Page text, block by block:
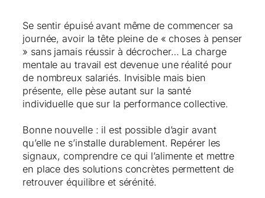
Se sentir épuisé avant même de commencer sa
journée, avoir la tête pleine de « choses à penser
» sans jamais réussir à décrocher… La charge
mentale au travail est devenue une réalité pour
de nombreux salariés. Invisible mais bien
présente, elle pèse autant sur la santé
individuelle que sur la performance collective.
Bonne nouvelle : il est possible d’agir avant
qu’elle ne s’installe durablement. Repérer les
signaux, comprendre ce qui l’alimente et mettre
en place des solutions concrètes permettent de
retrouver équilibre et sérénité.